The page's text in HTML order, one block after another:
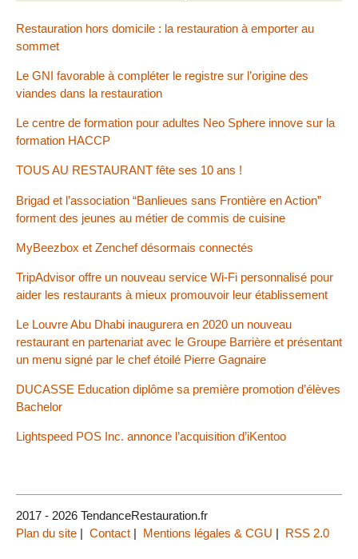
Restauration hors domicile : la restauration à emporter au
sommet
Le GNI favorable à compléter le registre sur l’origine des
viandes dans la restauration
Le centre de formation pour adultes Neo Sphere innove sur la
formation HACCP
TOUS AU RESTAURANT fête ses 10 ans !
Brigad et l’association “Banlieues sans Frontière en Action”
forment des jeunes au métier de commis de cuisine
MyBeezbox et Zenchef désormais connectés
TripAdvisor offre un nouveau service Wi-Fi personnalisé pour
aider les restaurants à mieux promouvoir leur établissement
Le Louvre Abu Dhabi inaugurera en 2020 un nouveau
restaurant en partenariat avec le Groupe Barrière et présentant
un menu signé par le chef étoilé Pierre Gagnaire
DUCASSE Education diplôme sa première promotion d’élèves
Bachelor
Lightspeed POS Inc. annonce l’acquisition d’iKentoo
2017 - 2026 TendanceRestauration.fr
Plan du site | Contact | Mentions légales & CGU | RSS 2.0